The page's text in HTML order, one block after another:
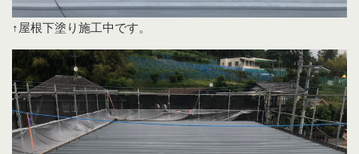
↑屋根下塗り施工中です。